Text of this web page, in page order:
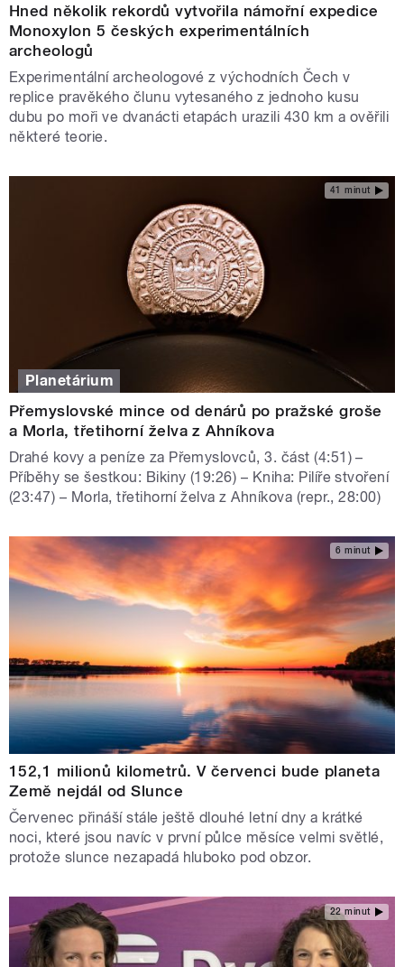
Hned několik rekordů vytvořila námořní expedice
Monoxylon 5 českých experimentálních
archeologů
Experimentální archeologové z východních Čech v
replice pravěkého člunu vytesaného z jednoho kusu
dubu po moři ve dvanácti etapách urazili 430 km a ověřili
některé teorie.
41 minut
Planetárium
Přemyslovské mince od denárů po pražské groše
a Morla, třetihorní želva z Ahníkova
Drahé kovy a peníze za Přemyslovců, 3. část (4:51) –
Příběhy se šestkou: Bikiny (19:26) – Kniha: Pilíře stvoření
(23:47) – Morla, třetihorní želva z Ahníkova (repr., 28:00)
6 minut
152,1 milionů kilometrů. V červenci bude planeta
Země nejdál od Slunce
Červenec přináší stále ještě dlouhé letní dny a krátké
noci, které jsou navíc v první půlce měsíce velmi světlé,
protože slunce nezapadá hluboko pod obzor.
22 minut